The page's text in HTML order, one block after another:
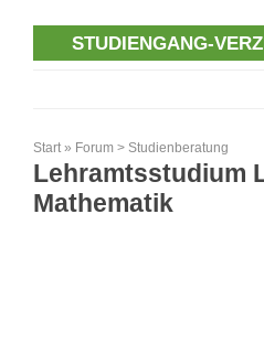
STUDIENGANG-
Start » Forum > Studienberatung
Lehramtsstudium
Mathematik